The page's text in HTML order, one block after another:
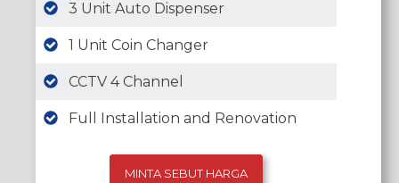
3 Unit Auto Dispenser
1 Unit Coin Changer
CCTV 4 Channel
Full Installation and Renovation
MINTA SEBUT HARGA